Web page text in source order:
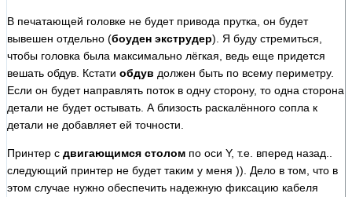
В печатающей головке не будет привода прутка, он будет
вывешен отдельно (боуден экструдер). Я буду стремиться,
чтобы головка была максимально лёгкая, ведь еще придется
вешать обдув. Кстати обдув должен быть по всему периметру.
Если он будет направлять поток в одну сторону, то одна сторона
детали не будет остывать. А близость раскалённого сопла к
детали не добавляет ей точности.
Принтер с двигающимся столом по оси Y, т.е. вперед назад..
следующий принтер не будет таким у меня )). Дело в том, что в
этом случае нужно обеспечить надежную фиксацию кабеля